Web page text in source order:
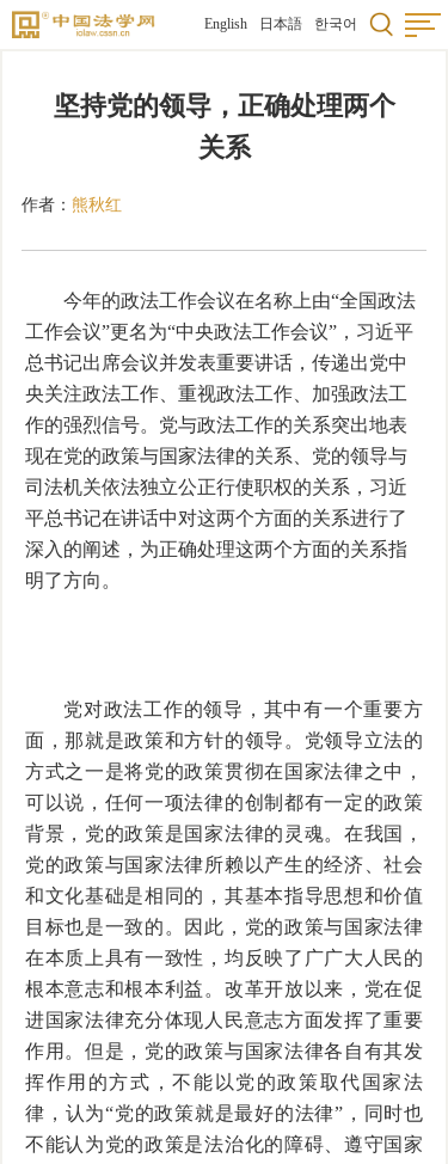
English 日本語 한국어
坚持党的领导，正确处理两个
关系
作者： 熊秋红
今年的政法工作会议在名称上由“全国政法
工作会议”更名为“中央政法工作会议”，习近平
总书记出席会议并发表重要讲话，传递出党中
央关注政法工作、重视政法工作、加强政法工
作的强烈信号。党与政法工作的关系突出地表
现在党的政策与国家法律的关系、党的领导与
司法机关依法独立公正行使职权的关系，习近
平总书记在讲话中对这两个方面的关系进行了
深入的阐述，为正确处理这两个方面的关系指
明了方向。
党对政法工作的领导，其中有一个重要方
面，那就是政策和方针的领导。党领导立法的
方式之一是将党的政策贯彻在国家法律之中，
可以说，任何一项法律的创制都有一定的政策
背景，党的政策是国家法律的灵魂。在我国，
党的政策与国家法律所赖以产生的经济、社会
和文化基础是相同的，其基本指导思想和价值
目标也是一致的。因此，党的政策与国家法律
在本质上具有一致性，均反映了广广大人民的
根本意志和根本利益。改革开放以来，党在促
进国家法律充分体现人民意志方面发挥了重要
作用。但是，党的政策与国家法律各自有其发
挥作用的方式，不能以党的政策取代国家法
律，认为“党的政策就是最好的法律”，同时也
不能认为党的政策是法治化的障碍、遵守国家